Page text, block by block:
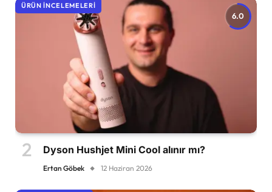
6.0
ÜRÜN İNCELEMELERI
Dyson Hushjet Mini Cool alınır mı?
Ertan Göbek 12 Haziran 2026